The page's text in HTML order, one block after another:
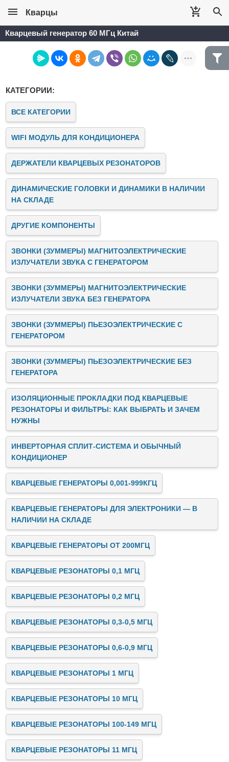
Кварцы
Кварцевый генератор 60 МГц Китай
КАТЕГОРИИ:
ВСЕ КАТЕГОРИИ
WIFI МОДУЛЬ ДЛЯ КОНДИЦИОНЕРА
ДЕРЖАТЕЛИ КВАРЦЕВЫХ РЕЗОНАТОРОВ
ДИНАМИЧЕСКИЕ ГОЛОВКИ И ДИНАМИКИ В НАЛИЧИИ
НА СКЛАДЕ
ДРУГИЕ КОМПОНЕНТЫ
ЗВОНКИ (ЗУММЕРЫ) МАГНИТОЭЛЕКТРИЧЕСКИЕ
ИЗЛУЧАТЕЛИ ЗВУКА C ГЕНЕРАТОРОМ
ЗВОНКИ (ЗУММЕРЫ) МАГНИТОЭЛЕКТРИЧЕСКИЕ
ИЗЛУЧАТЕЛИ ЗВУКА БЕЗ ГЕНЕРАТОРА
ЗВОНКИ (ЗУММЕРЫ) ПЬЕЗОЭЛЕКТРИЧЕСКИЕ C
ГЕНЕРАТОРОМ
ЗВОНКИ (ЗУММЕРЫ) ПЬЕЗОЭЛЕКТРИЧЕСКИЕ БЕЗ
ГЕНЕРАТОРА
ИЗОЛЯЦИОННЫЕ ПРОКЛАДКИ ПОД КВАРЦЕВЫЕ
РЕЗОНАТОРЫ И ФИЛЬТРЫ: КАК ВЫБРАТЬ И ЗАЧЕМ
НУЖНЫ
ИНВЕРТОРНАЯ СПЛИТ-СИСТЕМА И ОБЫЧНЫЙ
КОНДИЦИОНЕР
КВАРЦЕВЫЕ ГЕНЕРАТОРЫ 0,001-999КГЦ
КВАРЦЕВЫЕ ГЕНЕРАТОРЫ ДЛЯ ЭЛЕКТРОНИКИ — В
НАЛИЧИИ НА СКЛАДЕ
КВАРЦЕВЫЕ ГЕНЕРАТОРЫ ОТ 200МГЦ
КВАРЦЕВЫЕ РЕЗОНАТОРЫ 0,1 МГЦ
КВАРЦЕВЫЕ РЕЗОНАТОРЫ 0,2 МГЦ
КВАРЦЕВЫЕ РЕЗОНАТОРЫ 0,3-0,5 МГЦ
КВАРЦЕВЫЕ РЕЗОНАТОРЫ 0,6-0,9 МГЦ
КВАРЦЕВЫЕ РЕЗОНАТОРЫ 1 МГЦ
КВАРЦЕВЫЕ РЕЗОНАТОРЫ 10 МГЦ
КВАРЦЕВЫЕ РЕЗОНАТОРЫ 100-149 МГЦ
КВАРЦЕВЫЕ РЕЗОНАТОРЫ 11 МГЦ